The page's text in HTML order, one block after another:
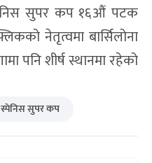
सुपर कप १६औं पटक
नेतृत्वमा बार्सिलोना
पनि शीर्ष स्थानमा रहेको
स्पेनिस सुपर कप